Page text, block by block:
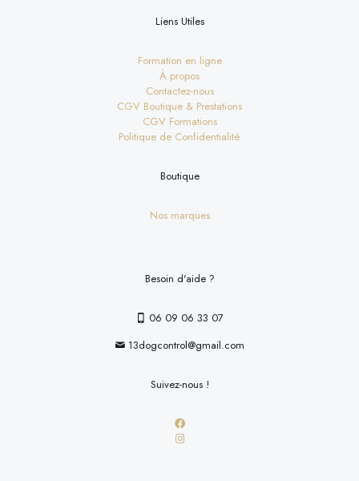
Liens Utiles
Formation en ligne
À propos
Contactez-nous
CGV Boutique & Prestations
CGV Formations
Politique de Confidentialité
Boutique
Nos marques
Besoin d'aide ?
06 09 06 33 07
13dogcontrol@gmail.com
Suivez-nous !